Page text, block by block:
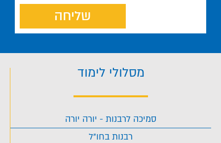
שליחה
מסלולי לימוד
סמיכה לרבנות - יורה יורה
רבנות בחו"ל